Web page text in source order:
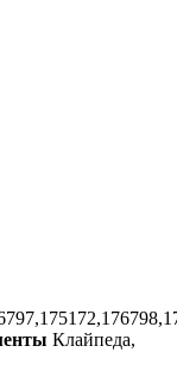
Клайпеда,